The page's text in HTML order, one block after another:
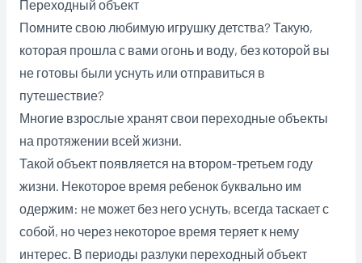
Переходный объект
Помните свою любимую игрушку детства? Такую,
которая прошла с вами огонь и воду, без которой вы
не готовы были уснуть или отправиться в
путешествие?
Многие взрослые хранят свои переходные объекты
на протяжении всей жизни.
Такой объект появляется на втором-третьем году
жизни. Некоторое время ребенок буквально им
одержим: не может без него уснуть, всегда таскает с
собой, но через некоторое время теряет к нему
интерес. В периоды разлуки переходный объект